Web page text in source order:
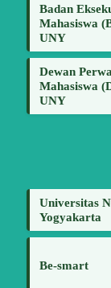
Badan
Mahasiswa
UNY
Dewan
Mahasiswa
UNY
Universitas
Yogyakarta
Be-smart